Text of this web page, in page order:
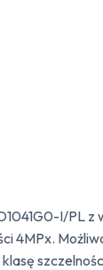
I/PL
4MPx.